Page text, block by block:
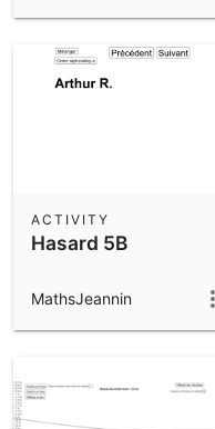
Hasard 5B
ACTIVITY
MathsJeannin